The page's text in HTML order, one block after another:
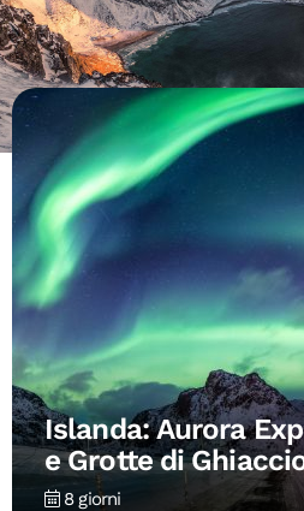
Islanda: Aurora
e Grotte di
8 giorni